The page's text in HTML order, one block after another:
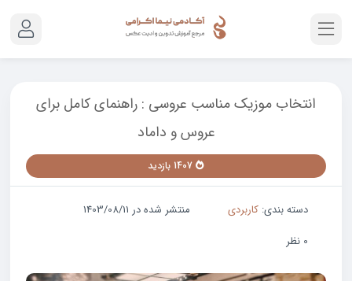
انتخاب موزیک مناسب عروسی : راهنمای کامل برای
عروس و داماد
دسته بندی: کاربردی
منتشر شده در 1403/08/11
0 نظر